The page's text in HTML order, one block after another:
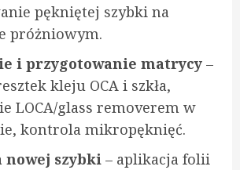
pękniętej szybki na
próżniowym.
i przygotowanie matrycy –
kleju OCA i szkła,
LOCA/glass removerem w
kontrola mikropęknięć.
nowej szybki – aplikacja folii